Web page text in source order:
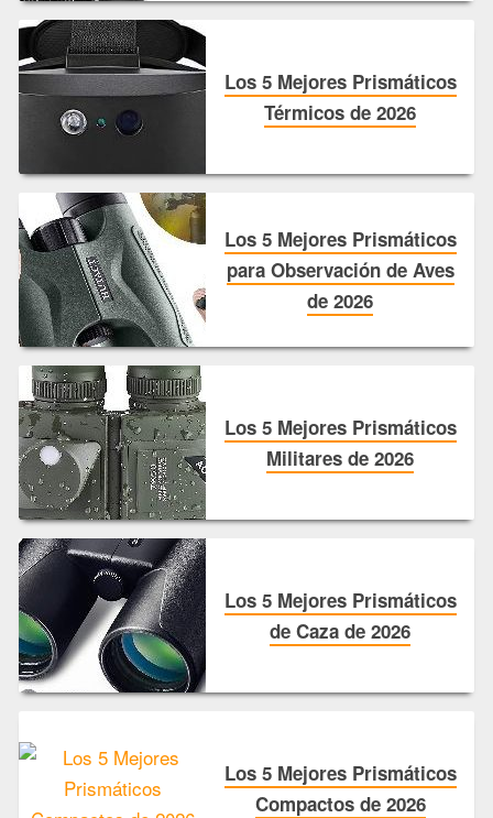
Los 5 Mejores Prismáticos
Térmicos de 2026
Los 5 Mejores Prismáticos
para Observación de Aves
de 2026
Los 5 Mejores Prismáticos
Militares de 2026
Los 5 Mejores Prismáticos
de Caza de 2026
Los 5 Mejores Prismáticos
Compactos de 2026